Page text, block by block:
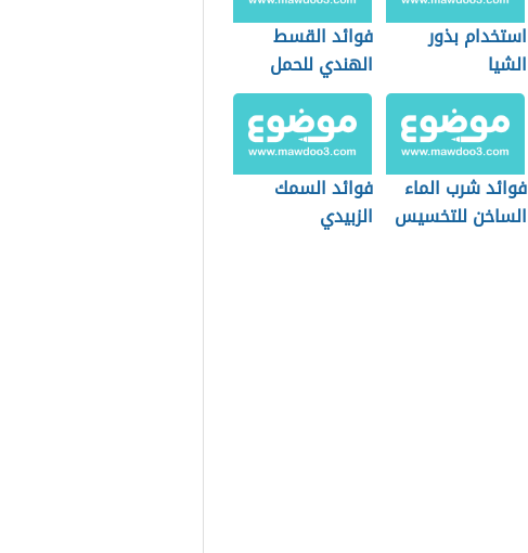
استخدام بذور
الشيا
فوائد القسط
الهندي للحمل
فوائد شرب الماء
الساخن للتخسيس
فوائد السمك
الزبيدي